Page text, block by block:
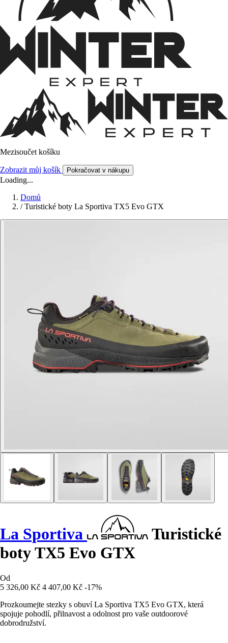
Mezisoučet košíku
Zobrazit můj košík Pokračovat v nákupu
Loading...
Domů
/ Turistické boty La Sportiva TX5 Evo GTX
La Sportiva
Turistické
boty TX5 Evo GTX
Od
5 326,00 Kč 4 407,00 Kč -17%
Prozkoumejte stezky s obuví La Sportiva TX5 Evo GTX, která
spojuje pohodlí, přilnavost a odolnost pro vaše outdoorové
dobrodružství.